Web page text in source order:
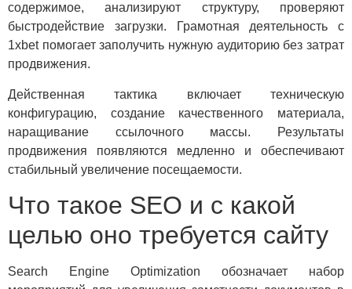
содержимое, анализируют структуру, проверяют
быстродействие загрузки. Грамотная деятельность с
1xbet помогает заполучить нужную аудиторию без затрат
продвижения.
Действенная тактика включает техническую
конфигурацию, создание качественного материала,
наращивание ссылочного массы. Результаты
продвижения появляются медленно и обеспечивают
стабильный увеличение посещаемости.
Что такое SEO и с какой
целью оно требуется сайту
Search Engine Optimization обозначает набор